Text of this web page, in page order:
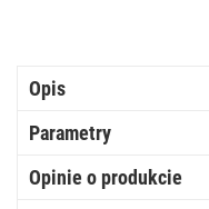
Opis
Parametry
Opinie o produkcie